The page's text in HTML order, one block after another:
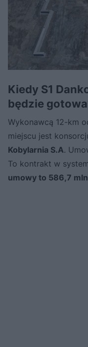
Kiedy S1
będzie
Wykonawcą 12-km
miejscu jest
Kobylarnia S.A.
To kontrakt w
umowy to 586,7 mln